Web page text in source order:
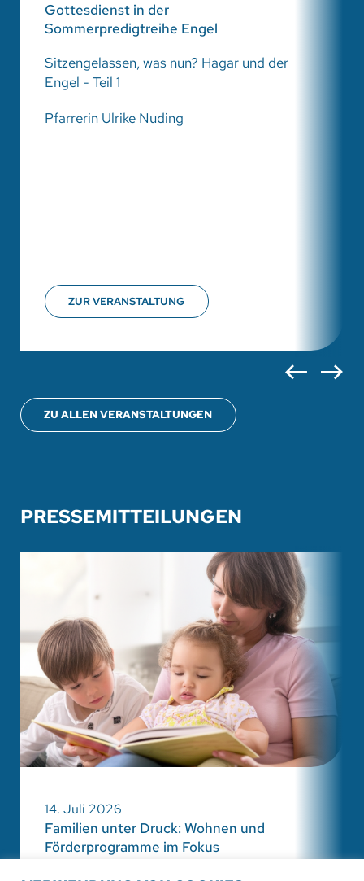
Gottesdienst in der
Sommerpredigtreihe Engel
Sitzengelassen, was nun? Hagar und der
Engel - Teil 1
Pfarrerin Ulrike Nuding
ZUR VERANSTALTUNG
ZU ALLEN VERANSTALTUNGEN
PRESSEMITTEILUNGEN
14. Juli 2026
Familien unter Druck: Wohnen und
Förderprogramme im Fokus